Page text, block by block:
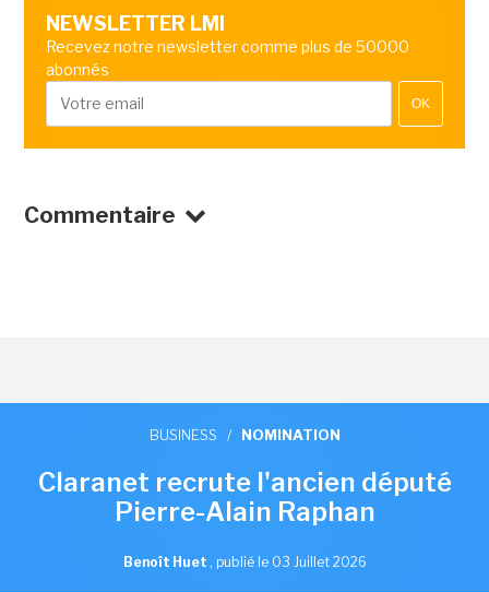
NEWSLETTER LMI
Recevez notre newsletter comme plus de 50000
abonnés
OK
Commentaire
BUSINESS / NOMINATION
Claranet recrute l'ancien député
Pierre-Alain Raphan
Benoît Huet , publié le 03 Juillet 2026